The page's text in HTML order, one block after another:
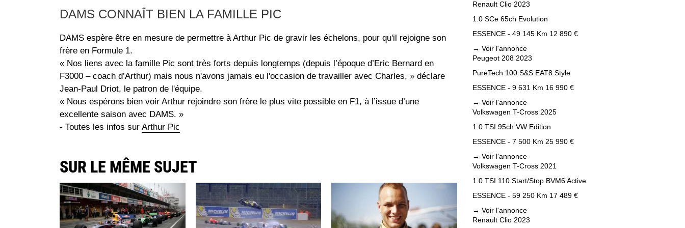
DAMS CONNAÎT BIEN LA FAMILLE PIC
DAMS espère être en mesure de permettre à Arthur Pic de gravir les échelons, pour qu'il rejoigne son
frère en Formule 1.
« Nos liens avec la famille Pic sont très forts depuis longtemps (depuis l’époque d’Eric Bernard en
F3000 – coach d’Arthur) mais nous n'avons jamais eu l'occasion de travailler avec Charles, » déclare
Jean-Paul Driot, le patron de l'équipe.
« Nous espérons bien voir Arthur rejoindre son frère le plus vite possible en F1, à l’issue d’une
excellente saison avec DAMS. »
- Toutes les infos sur Arthur Pic
SUR LE MÊME SUJET
Renault Clio 2023
1.0 SCe 65ch Evolution
ESSENCE - 49 145 Km 12 890 €
→ Voir l'annonce
Peugeot 208 2023
PureTech 100 S&S EAT8 Style
ESSENCE - 9 631 Km 16 990 €
→ Voir l'annonce
Volkswagen T-Cross 2025
1.0 TSI 95ch VW Edition
ESSENCE - 7 500 Km 25 990 €
→ Voir l'annonce
Volkswagen T-Cross 2021
1.0 TSI 110 Start/Stop BVM6 Active
ESSENCE - 59 250 Km 17 489 €
→ Voir l'annonce
Renault Clio 2023